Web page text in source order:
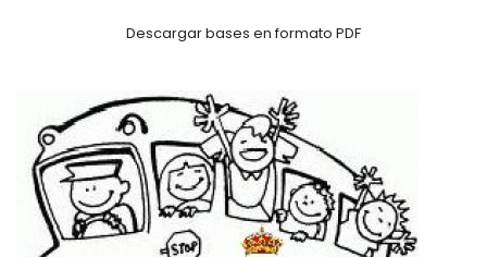
Descargar bases en formato PDF